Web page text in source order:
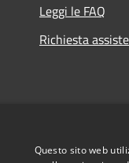
Leggi le FAQ
Richiesta
Questo sito web